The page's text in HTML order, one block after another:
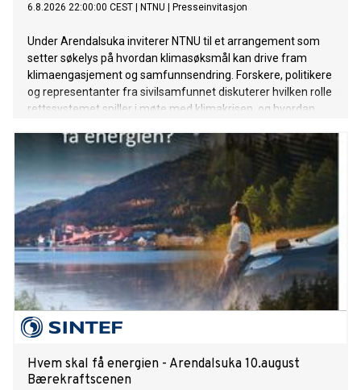
6.8.2026 22:00:00 CEST NTNU Presseinvitasjon
Under Arendalsuka inviterer NTNU til et arrangement som
setter søkelys på hvordan klimasøksmål kan drive fram
klimaengasjement og samfunnsendring. Forskere, politikere
og representanter fra sivilsamfunnet diskuterer hvilken rolle
rettssystemet spiller i møte med klimakrisen, og hvordan
Hvem skal få energien - Arendalsuka 10.august
Bærekraftscenen